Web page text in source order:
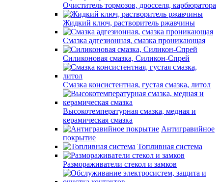
Очиститель тормозов, дросселя, карбюратора
Жидкий ключ, растворитель ржавчины
Смазка адгезионная, смазка проникающая
Силиконовая смазка, Силикон-Спрей
Смазка консистентная, густая смазка, литол
Высокотемпературная смазка, медная и
керамическая смазка
Антигравийное
покрытие
Топливная система
Размораживатели стекол и замков